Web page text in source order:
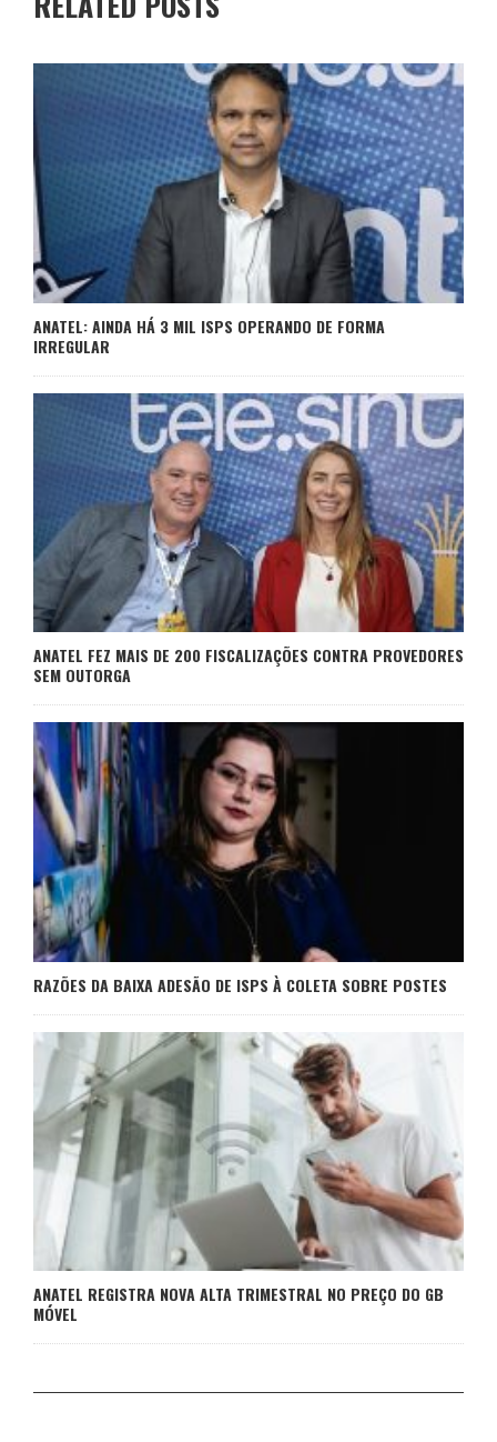
ANATEL: AINDA HÁ 3 MIL ISPS OPERANDO DE FORMA
IRREGULAR
ANATEL FEZ MAIS DE 200 FISCALIZAÇÕES CONTRA PROVEDORES
SEM OUTORGA
RAZÕES DA BAIXA ADESÃO DE ISPS À COLETA SOBRE POSTES
ANATEL REGISTRA NOVA ALTA TRIMESTRAL NO PREÇO DO GB
MÓVEL